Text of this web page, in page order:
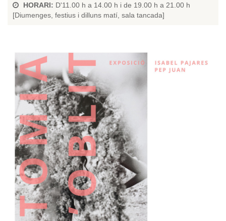
HORARI: D'11.00 h a 14.00 h i de 19.00 h a 21.00 h
[Diumenges, festius i dilluns matí, sala tancada]